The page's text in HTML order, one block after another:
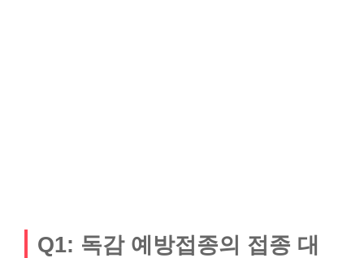
Q1: 독감 예방접종의 접종 대